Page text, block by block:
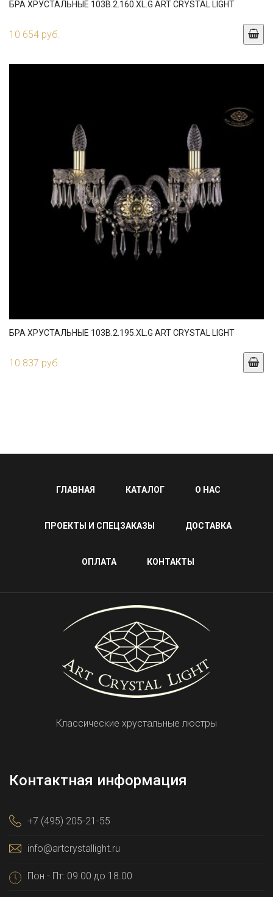
БРА ХРУСТАЛЬНЫЕ 103B.2.160.XL.G ART CRYSTAL LIGHT
10 654 руб.
БРА ХРУСТАЛЬНЫЕ 103B.2.195.XL.G ART CRYSTAL LIGHT
10 837 руб.
ГЛАВНАЯ КАТАЛОГ О НАС
ПРОЕКТЫ И СПЕЦЗАКАЗЫ ДОСТАВКА
ОПЛАТА КОНТАКТЫ
Классические хрустальные люстры
Контактная информация
+7 (495) 205-21-55
info@artcrystallight.ru
Пон - Пт: 09.00 до 18.00